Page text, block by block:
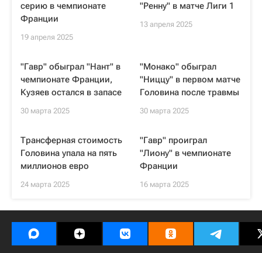
серию в чемпионате
Франции
19 апреля 2025
"Ренну" в матче Лиги 1
13 апреля 2025
"Гавр" обыграл "Нант" в
чемпионате Франции,
Кузяев остался в запасе
30 марта 2025
"Монако" обыграл
"Ниццу" в первом матче
Головина после травмы
30 марта 2025
Трансферная стоимость
Головина упала на пять
миллионов евро
24 марта 2025
"Гавр" проиграл
"Лиону" в чемпионате
Франции
16 марта 2025